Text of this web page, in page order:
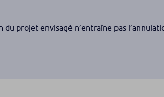
projet envisagé n’entraîne pas